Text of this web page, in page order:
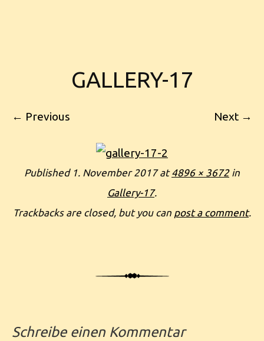
GALLERY-17
← Previous Next →
Published 1. November 2017at4896 × 3672in
Gallery-17.
Trackbacks are closed, but you can post a comment.
Schreibe einen Kommentar